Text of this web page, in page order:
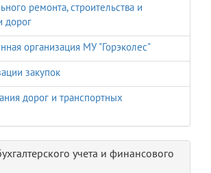
ремонта, строительства и
дорог
организация МУ "Горэколес"
закупок
дорог и транспортных
учета и финансового